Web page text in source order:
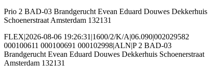
Prio 2 BAD-03 Brandgerucht Evean Eduard Douwes Dekkerhuis
Schoenerstraat Amsterdam 132131
FLEX|2026-08-06 19:26:31|1600/2/K/A|06.090|002029582
000100611 000100691 000102998|ALN|P 2 BAD-03
Brandgerucht Evean Eduard Douwes Dekkerhuis Schoenerstraat
Amsterdam 132131